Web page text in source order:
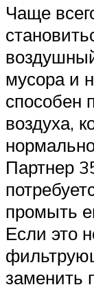
Чаще
мусора и
способен
воздуха,
Партнер
промыть
Если это
заменить